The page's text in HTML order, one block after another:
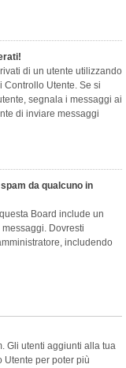
​​di un utente utilizzando
Controllo Utente. Se si
segnala i messaggi ai
di inviare messaggi
da qualcuno in
Board include un
Dovresti
includendo
Gli utenti aggiunti alla tua
Utente per poter più